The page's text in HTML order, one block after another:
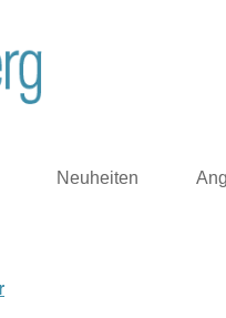
Neuheiten